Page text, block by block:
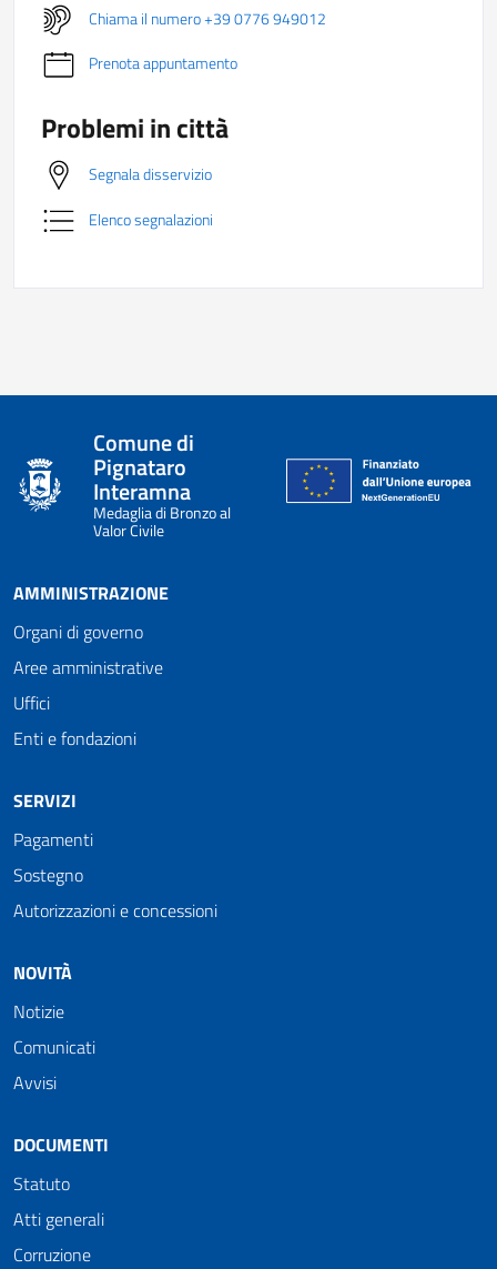
Chiama il numero +39 0776 949012
Prenota appuntamento
Problemi in città
Segnala disservizio
Elenco segnalazioni
Comune di
Pignataro
Interamna
Medaglia di Bronzo al
Valor Civile
AMMINISTRAZIONE
Organi di governo
Aree amministrative
Uffici
Enti e fondazioni
SERVIZI
Pagamenti
Sostegno
Autorizzazioni e concessioni
NOVITÀ
Notizie
Comunicati
Avvisi
DOCUMENTI
Statuto
Atti generali
Corruzione